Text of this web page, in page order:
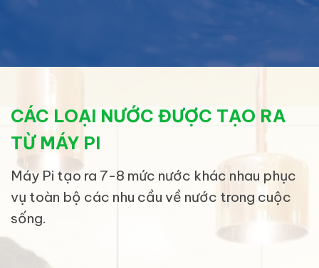
CÁC LOẠI NƯỚC ĐƯỢC TẠO RA
TỪ MÁY PI
Máy Pi tạo ra 7-8 mức nước khác nhau phục
vụ toàn bộ các nhu cầu về nước trong cuộc
sống.